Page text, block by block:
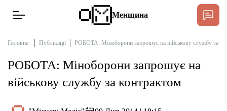
Новини
Інтерв’ю
Підтримати
Менщина
Головна Публікації РОБОТА: Міноборони запрошує на військову службу за
РОБОТА: Міноборони запрошує на
військову службу за контрактом